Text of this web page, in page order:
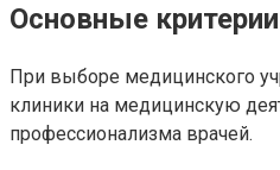
Основные
При выборе медицинского
клиники на медицинскую
профессионализма врачей.